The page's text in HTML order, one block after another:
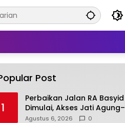
Post
1
Perbaikan Jalan RA Basyid
Dimulai, Akses Jati Agung–
Bandar Lampung Makin
Agustus 6, 2026 0